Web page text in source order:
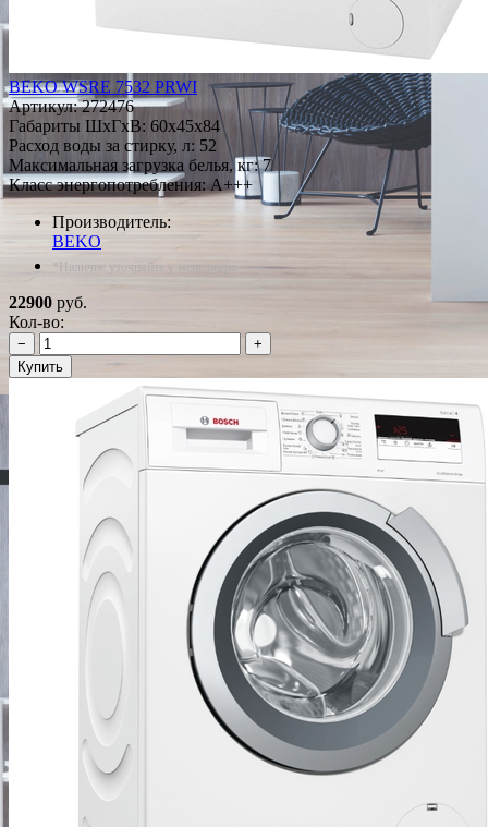
BEKO WSRE 7532 PRWI
Артикул:272476
Габариты ШxГxВ: 60x45x84
Расход воды за стирку, л: 52
Максимальная загрузка белья, кг: 7
Класс энергопотребления: A+++
Производитель:
BEKO
*Наличие уточняйте у менеджера
22900 руб.
Кол-во:
−
+
Купить